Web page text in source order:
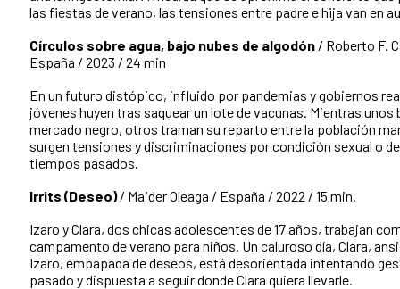
las fiestas de verano, las tensiones entre padre e hija van en
Círculos sobre agua, bajo nubes de algodón / Roberto F.
España / 2023 / 24 min
En un futuro distópico, influido por pandemias y gobiernos
jóvenes huyen tras saquear un lote de vacunas. Mientras unos
mercado negro, otros traman su reparto entre la población
surgen tensiones y discriminaciones por condición sexual o
tiempos pasados.
Irrits (Deseo)/ Maider Oleaga / España / 2022 / 15 min.
Izaro y Clara, dos chicas adolescentes de 17 años, trabajan
campamento de verano para niños. Un caluroso día, Clara,
Izaro, empapada de deseos, está desorientada intentando
pasado y dispuesta a seguir donde Clara quiera llevarle.